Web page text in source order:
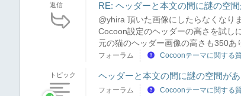
返信 RE: ヘッダーと本文の間に謎の空間
@yhira 頂いた画像にしたらなくなり
Cocoon設定のヘッダーの高さを試し
元の猫のヘッダー画像の高さも350
フォーラム Cocoonテーマに関する
トピック ヘッダーと本文の間に謎の空間があ
フォーラム Cocoonテーマに関する